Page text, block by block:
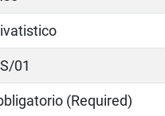
01
(Required)